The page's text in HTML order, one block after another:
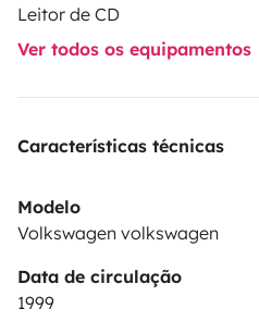
Leitor de CD
Ver todos os equipamentos
Características técnicas
Modelo
Volkswagen volkswagen
Data de circulação
1999